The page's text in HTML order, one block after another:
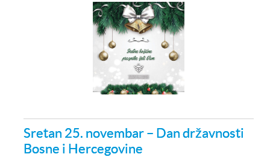
Sretan 25. novembar – Dan državnosti
Bosne i Hercegovine